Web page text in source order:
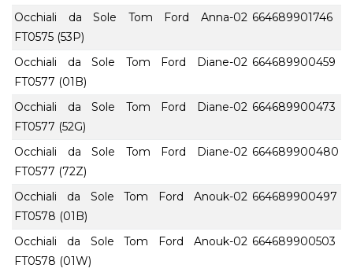
Occhiali da Sole Tom Ford Anna-02
FT0575 (53P)
664689901746
Occhiali da Sole Tom Ford Diane-02
FT0577 (01B)
664689900459
Occhiali da Sole Tom Ford Diane-02
FT0577 (52G)
664689900473
Occhiali da Sole Tom Ford Diane-02
FT0577 (72Z)
664689900480
Occhiali da Sole Tom Ford Anouk-02
FT0578 (01B)
664689900497
Occhiali da Sole Tom Ford Anouk-02
FT0578 (01W)
664689900503